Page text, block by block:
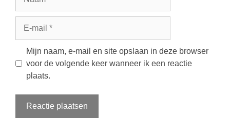
Mijn naam, e-mail en site opslaan in deze browser
voor de volgende keer wanneer ik een reactie
plaats.